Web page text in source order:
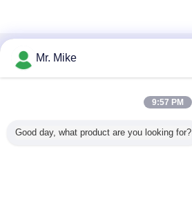
Mr. Mike
9:57 PM
Good day, what product are you looking for?